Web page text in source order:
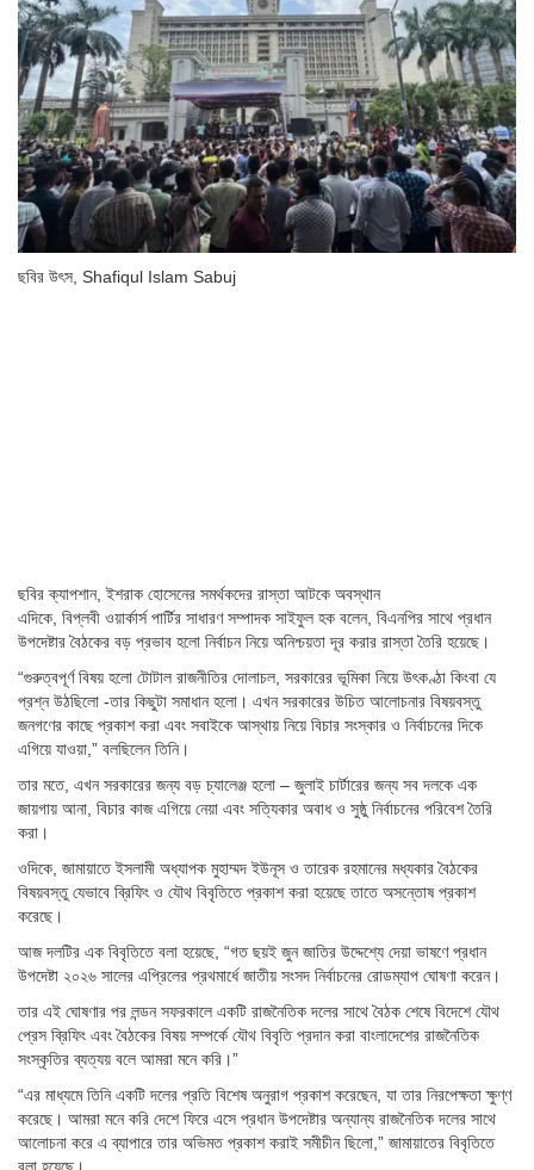
ছবির উৎস, Shafiqul Islam Sabuj
ছবির ক্যাপশান,ইশরাক হোসেনের সমর্থকদের রাস্তা আটকে অবস্থান
এদিকে, বিপ্লবী ওয়ার্কার্স পার্টির সাধারণ সম্পাদক সাইফুল হক বলেন, বিএনপির সাথে প্রধান
উপদেষ্টার বৈঠকের বড় প্রভাব হলো নির্বাচন নিয়ে অনিশ্চয়তা দূর করার রাস্তা তৈরি হয়েছে।
“গুরুত্বপূর্ণ বিষয় হলো টোটাল রাজনীতির দোলাচল, সরকারের ভূমিকা নিয়ে উৎকণ্ঠা কিংবা যে
প্রশ্ন উঠছিলো -তার কিছুটা সমাধান হলো। এখন সরকারের উচিত আলোচনার বিষয়বস্তু
জনগণের কাছে প্রকাশ করা এবং সবাইকে আস্থায় নিয়ে বিচার সংস্কার ও নির্বাচনের দিকে
এগিয়ে যাওয়া,” বলছিলেন তিনি।
তার মতে, এখন সরকারের জন্য বড় চ্যালেঞ্জ হলো – জুলাই চার্টারের জন্য সব দলকে এক
জায়গায় আনা, বিচার কাজ এগিয়ে নেয়া এবং সত্যিকার অবাধ ও সুষ্ঠু নির্বাচনের পরিবেশ তৈরি
করা।
ওদিকে, জামায়াতে ইসলামী অধ্যাপক মুহাম্মদ ইউনূস ও তারেক রহমানের মধ্যকার বৈঠকের
বিষয়বস্তু যেভাবে ব্রিফিং ও যৌথ বিবৃতিতে প্রকাশ করা হয়েছে তাতে অসন্তোষ প্রকাশ
করেছে।
আজ দলটির এক বিবৃতিতে বলা হয়েছে, “গত ছয়ই জুন জাতির উদ্দেশ্যে দেয়া ভাষণে প্রধান
উপদেষ্টা ২০২৬ সালের এপ্রিলের প্রথমার্ধে জাতীয় সংসদ নির্বাচনের রোডম্যাপ ঘোষণা করেন।
তার এই ঘোষণার পর লন্ডন সফরকালে একটি রাজনৈতিক দলের সাথে বৈঠক শেষে বিদেশে যৌথ
প্রেস ব্রিফিং এবং বৈঠকের বিষয় সম্পর্কে যৌথ বিবৃতি প্রদান করা বাংলাদেশের রাজনৈতিক
সংস্কৃতির ব্যত্যয় বলে আমরা মনে করি।”
“এর মাধ্যমে তিনি একটি দলের প্রতি বিশেষ অনুরাগ প্রকাশ করেছেন, যা তার নিরপেক্ষতা ক্ষুণ্ণ
করেছে। আমরা মনে করি দেশে ফিরে এসে প্রধান উপদেষ্টার অন্যান্য রাজনৈতিক দলের সাথে
আলোচনা করে এ ব্যাপারে তার অভিমত প্রকাশ করাই সমীচীন ছিলো,” জামায়াতের বিবৃতিতে
বলা হয়েছে।